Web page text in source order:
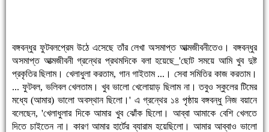
বঙ্গবন্ধুর ফুটবলপ্রেম উঠে এসেছে তাঁর লেখা অসমাপ্ত আত্মজীবনীতেও। বঙ্গবন্ধুর
অসমাপ্ত আত্মজীবনী গ্রন্থের প্রথমদিকে বলা হয়েছে_'ছোট সময়ে আমি খুব দুষ্ট
প্রকৃতির ছিলাম। খেলাধুলা করতাম, গান গাইতাম ...। সেবা সমিতির কাজ করতাম।
... ফুটবল, ভলিবল খেলতাম। খুব ভালো খেলোয়াড় ছিলাম না। তবুও স্কুলের টিমের
মধ্যে (আমার) ভালো অবস্থান ছিলো।' এ গ্রন্থের ১৪ পৃষ্ঠায় বঙ্গবন্ধু নিজ বয়ানে
বলেছেন, 'খেলাধুলার দিকে আমার খুব ঝোঁক ছিলো। আব্বা আমাকে বেশি খেলতে
দিতে চাইতেন না। কারণ আমার হার্টের ব্যারাম হয়েছিলো। আমার আব্বাও ভালো